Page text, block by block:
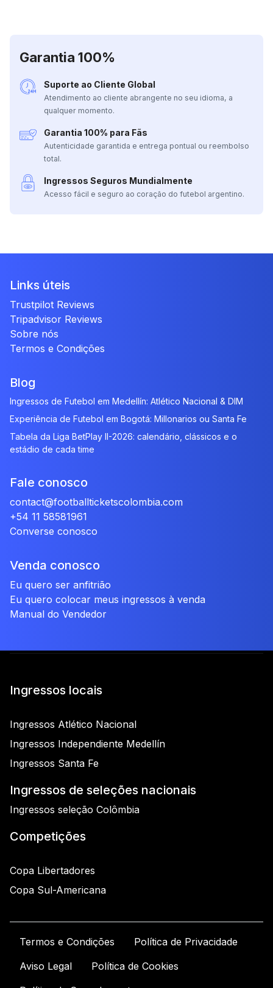
Garantia 100%
Suporte ao Cliente Global
Atendimento ao cliente abrangente no seu idioma, a
qualquer momento.
Garantia 100% para Fãs
Autenticidade garantida e entrega pontual ou reembolso
total.
Ingressos Seguros Mundialmente
Acesso fácil e seguro ao coração do futebol argentino.
Links úteis
Trustpilot Reviews
Tripadvisor Reviews
Sobre nós
Termos e Condições
Blog
Ingressos de Futebol em Medellín: Atlético Nacional & DIM
Experiência de Futebol em Bogotá: Millonarios ou Santa Fe
Tabela da Liga BetPlay II-2026: calendário, clássicos e o
estádio de cada time
Fale conosco
contact@footballticketscolombia.com
+54 11 58581961
Converse conosco
Venda conosco
Eu quero ser anfitrião
Eu quero colocar meus ingressos à venda
Manual do Vendedor
Ingressos locais
Ingressos Atlético Nacional
Ingressos Independiente Medellín
Ingressos Santa Fe
Ingressos de seleções nacionais
Ingressos seleção Colômbia
Competições
Copa Libertadores
Copa Sul-Americana
Termos e Condições
Política de Privacidade
Aviso Legal
Política de Cookies